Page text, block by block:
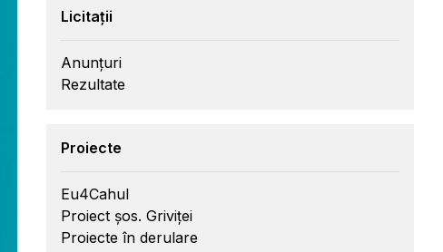
Licitații
Anunțuri
Rezultate
Proiecte
Eu4Cahul
Proiect șos. Griviței
Proiecte în derulare